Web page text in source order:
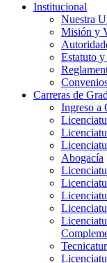
Institucional
Nuestra
Misión y
Estatuto
Carreras de
Ingreso a
Abogacía